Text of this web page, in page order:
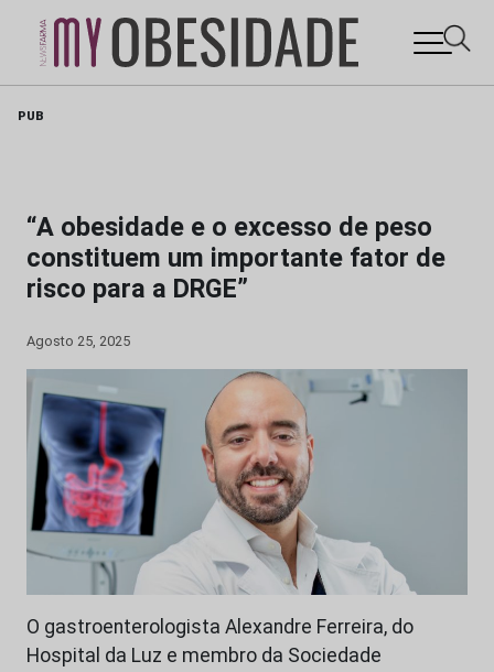
PUB
“A obesidade e o excesso de peso
constituem um importante fator de
risco para a DRGE”
Agosto 25, 2025
O gastroenterologista Alexandre Ferreira, do
Hospital da Luz e membro da Sociedade